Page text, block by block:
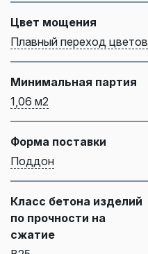
Цвет мощения
Плавный переход цветов
Минимальная партия
1,06 м2
Форма поставки
Поддон
Класс бетона изделий
по прочности на
сжатие